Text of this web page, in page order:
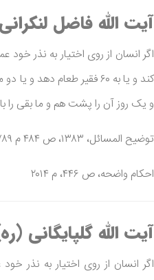
آیت الله فاضل
اگر انسان از روی اختیار به نذر خود
کند و یا به ۶۰ فقیر طعام
و یک روز آن را پشت هم و ما بقی را با
توضیح المسائل، ۱۳۸۳، ص ۴۸۴ م ۲۷۸۹
احکام واضحه، ص ۴۴۶، م ۲۰۱۴
آیت الله گلپایگانی
اگر انسان از روی اختیار به نذر